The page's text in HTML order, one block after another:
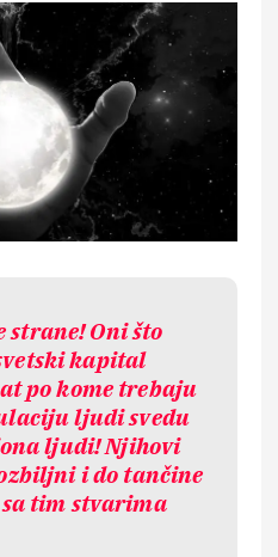
strane! Oni što
kapital
po kome trebaju
ljudi svedu
ljudi! Njihovi
i do tančine
tim stvarima